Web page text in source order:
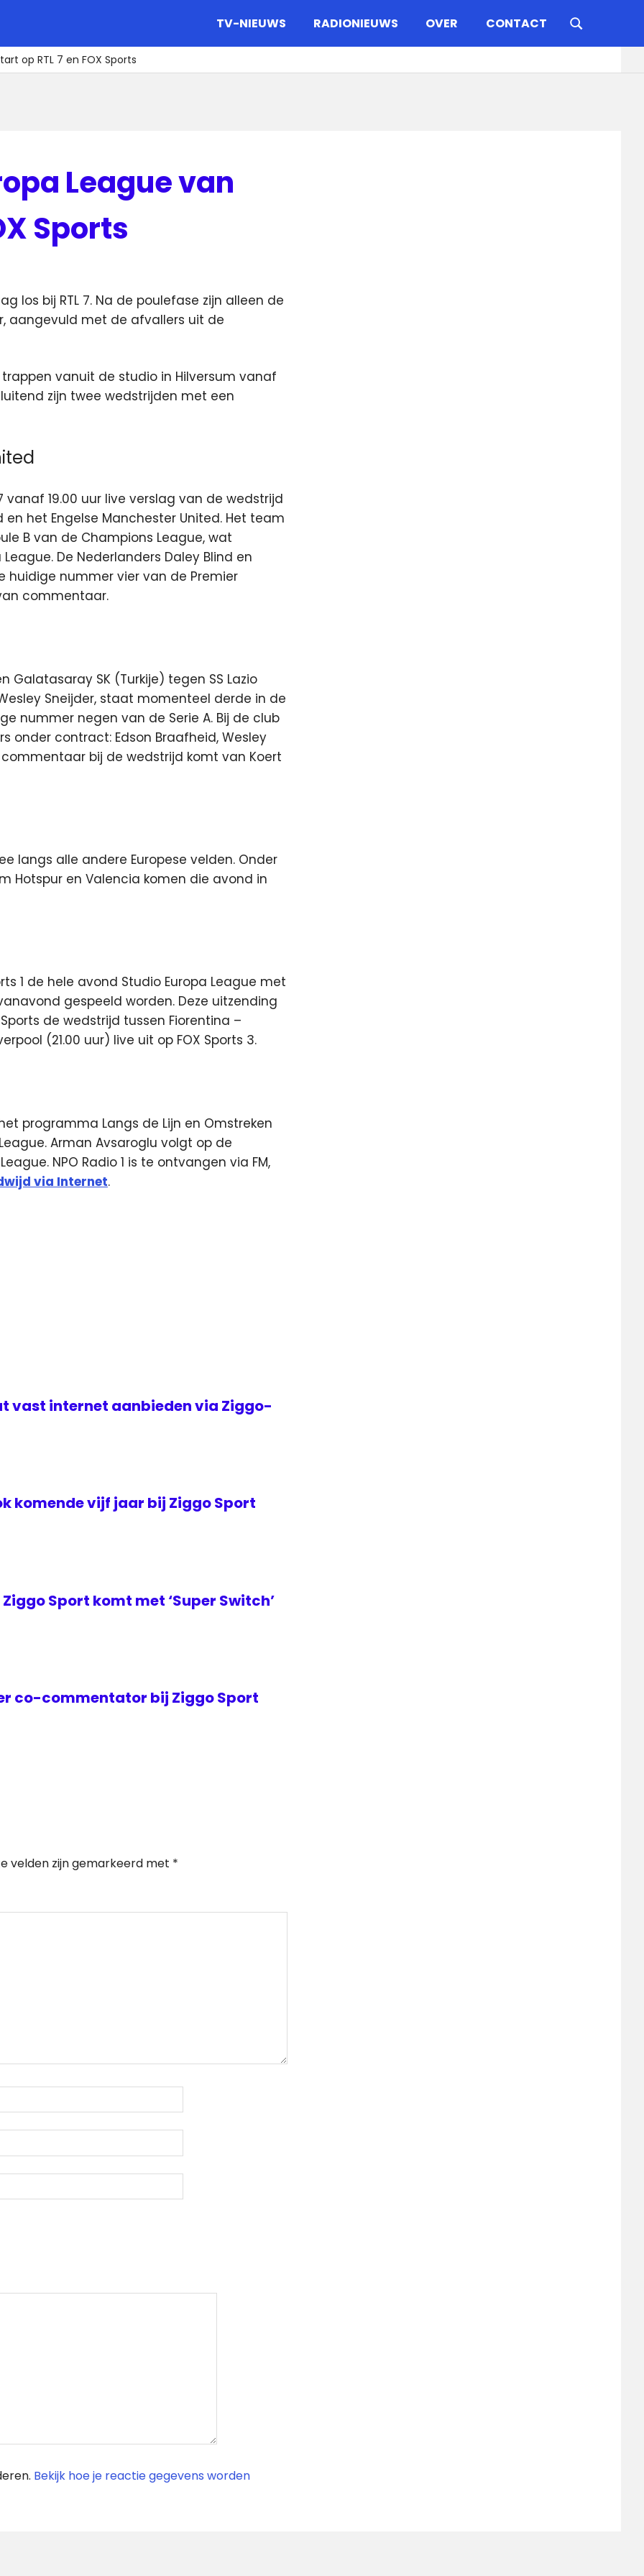
TV-NIEUWS RADIONIEUWS OVER CONTACT
op RTL 7 en FOX Sports
League van
Sports
los bij RTL 7. Na de poulefase zijn alleen de
aangevuld met de afvallers uit de
vanuit de studio in Hilversum vanaf
zijn twee wedstrijden met een
vanaf 19.00 uur live verslag van de wedstrijd
het Engelse Manchester United. Het team
B van de Champions League, wat
De Nederlanders Daley Blind en
huidige nummer vier van de Premier
commentaar.
Galatasaray SK (Turkije) tegen SS Lazio
Sneijder, staat momenteel derde in de
nummer negen van de Serie A. Bij de club
onder contract: Edson Braafheid, Wesley
commentaar bij de wedstrijd komt van Koert
langs alle andere Europese velden. Onder
Hotspur en Valencia komen die avond in
1 de hele avond Studio Europa League met
gespeeld worden. Deze uitzending
de wedstrijd tussen Fiorentina –
(21.00 uur) live uit op FOX Sports 3.
programma Langs de Lijn en Omstreken
Arman Avsaroglu volgt op de
NPO Radio 1 is te ontvangen via FM,
via Internet.
vast internet aanbieden via Ziggo-
komende vijf jaar bij Ziggo Sport
Sport komt met ‘Super Switch’
co-commentator bij Ziggo Sport
velden zijn gemarkeerd met *
Bekijk hoe je reactie gegevens worden